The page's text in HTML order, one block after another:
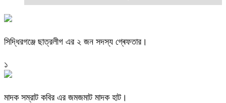
সিদ্ধিরগঞ্জে ছাত্রলীগ এর ২ জন সদস্য গ্ৰেফতার।
১
মাদক সম্রাট কবির এর জমজমাট মাদক হাট।